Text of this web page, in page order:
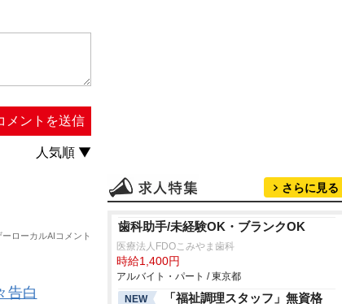
告白
さらに見る
歯科助手/未経験OK・ブランクOK
医療法人FDOこみやま歯科
時給1,400円
アルバイト・パート / 東京都
NEW
「福祉調理スタッフ」無資格